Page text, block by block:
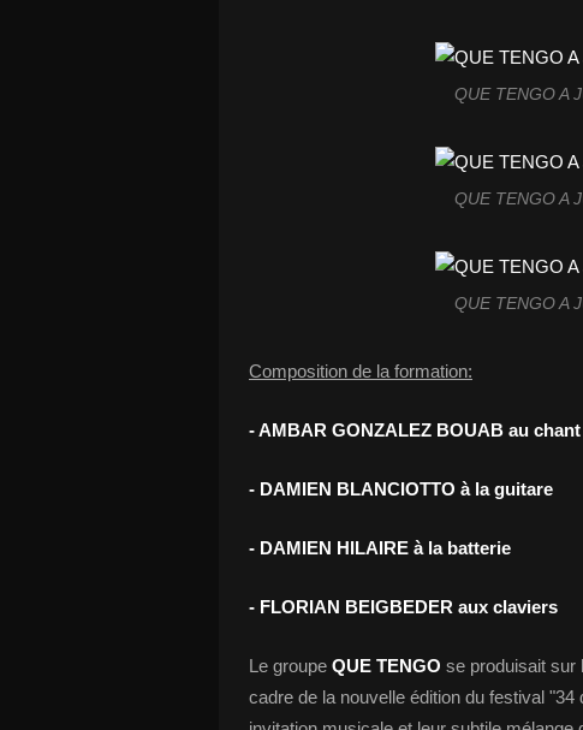
QUE TENGO A
QUE TENGO A
QUE TENGO A
Composition de la formation:
- AMBAR GONZALEZ BOUAB au chant
- DAMIEN BLANCIOTTO à la guitare
- DAMIEN HILAIRE à la batterie
- FLORIAN BEIGBEDER aux claviers
Le groupe QUE TENGO se produisait sur
cadre de la nouvelle édition du festival